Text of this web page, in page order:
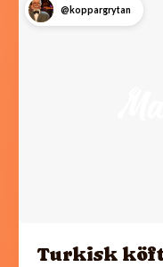
@koppargrytan
Turkisk